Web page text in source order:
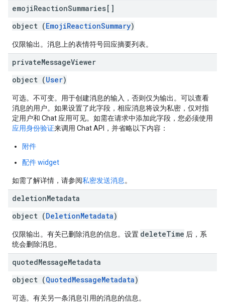
emojiReactionSummaries[]
object (EmojiReactionSummary)
仅限输出。消息上的表情符号回应摘要列表。
privateMessageViewer
object (User)
可选。不可变。用于创建消息的输入，否则仅为输出。可以查看
消息的用户。如果设置了此字段，相应消息将设为私密，仅对指
定用户和 Chat 应用可见。如需在请求中添加此字段，您必须使用
应用身份验证来调用 Chat API，并省略以下内容：
附件
配件 widget
如需了解详情，请参阅私密发送消息 。
deletionMetadata
object (DeletionMetadata)
仅限输出。有关已删除消息的信息。设置 deleteTime 后，系
统会删除消息。
quotedMessageMetadata
object (QuotedMessageMetadata)
可选。有关另一条消息引用的消息的信息。